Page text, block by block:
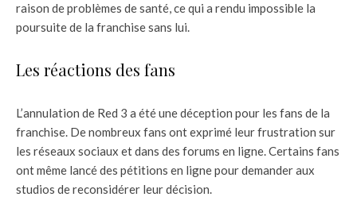
raison de problèmes de santé, ce qui a rendu impossible la
poursuite de la franchise sans lui.
Les réactions des fans
L’annulation de Red 3 a été une déception pour les fans de la
franchise. De nombreux fans ont exprimé leur frustration sur
les réseaux sociaux et dans des forums en ligne. Certains fans
ont même lancé des pétitions en ligne pour demander aux
studios de reconsidérer leur décision.